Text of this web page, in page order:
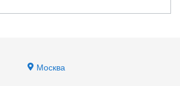
Москва